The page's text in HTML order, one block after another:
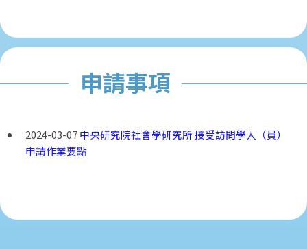
申請事項
2024-03-07中央研究院社會學研究所 接受訪問學人（員）
申請作業要點